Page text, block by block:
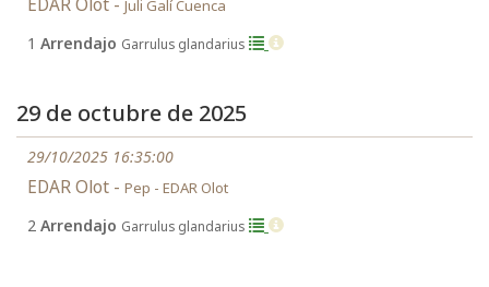
EDAR Olot - Juli Galí Cuenca
1 Arrendajo Garrulus glandarius
29 de octubre de 2025
29/10/2025 16:35:00
EDAR Olot - Pep - EDAR Olot
2 Arrendajo Garrulus glandarius